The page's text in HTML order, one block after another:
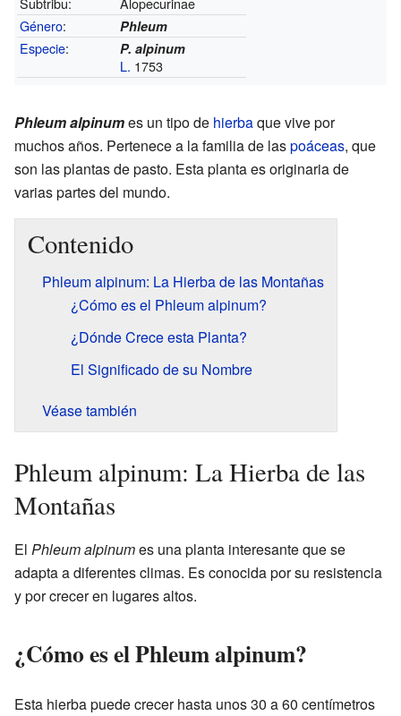
Género: Phleum
Especie: P. alpinum
L. 1753
Phleum alpinumes un tipo de hierbaque vive por
muchos años. Pertenece a la familia de laspoáceas, que
son las plantas de pasto. Esta planta es originaria de
varias partes del mundo.
Contenido
Phleum alpinum: La Hierba de las Montañas
¿Cómo es el Phleum alpinum?
¿Dónde Crece esta Planta?
El Significado de su Nombre
Véase también
Phleum alpinum: La Hierba de las
Montañas
El Phleum alpinumes una planta interesante que se
adapta a diferentes climas. Es conocida por su resistencia
y por crecer en lugares altos.
¿Cómo es el Phleum alpinum?
Esta hierba puede crecer hasta unos 30 a 60 centímetros